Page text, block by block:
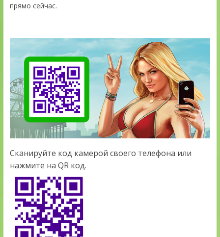
прямо сейчас.
Сканируйте код камерой своего телефона или
нажмите на QR код.